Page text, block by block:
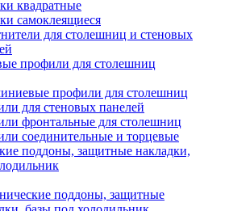
квадратные
самоклеящиеся
для столешниц и стеновых
профили для столешниц
профили для столешниц
для стеновых панелей
фронтальные для столешниц
соединительные и торцевые
поддоны, защитные накладки,
поддоны, защитные